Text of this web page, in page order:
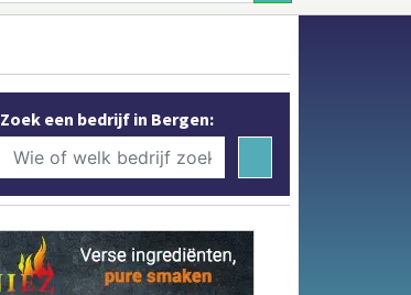
Zoek een bedrijf in Bergen: